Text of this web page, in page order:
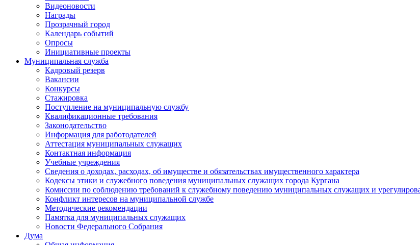
Видеоновости
Награды
Прозрачный город
Календарь событий
Опросы
Инициативные проекты
Муниципальная служба
Кадровый резерв
Вакансии
Конкурсы
Стажировка
Поступление на муниципальную службу
Квалификационные требования
Законодательство
Информация для работодателей
Аттестация муниципальных служащих
Контактная информация
Учебные учреждения
Сведения о доходах, расходах, об имуществе и обязательствах имущественного характера
Кодексы этики и служебного поведения муниципальных служащих города Кургана
Комиссии по соблюдению требований к служебному поведению муниципальных служащих и
Конфликт интересов на муниципальной службе
Методические рекомендации
Памятка для муниципальных служащих
Новости Федерального Cобрания
Дума